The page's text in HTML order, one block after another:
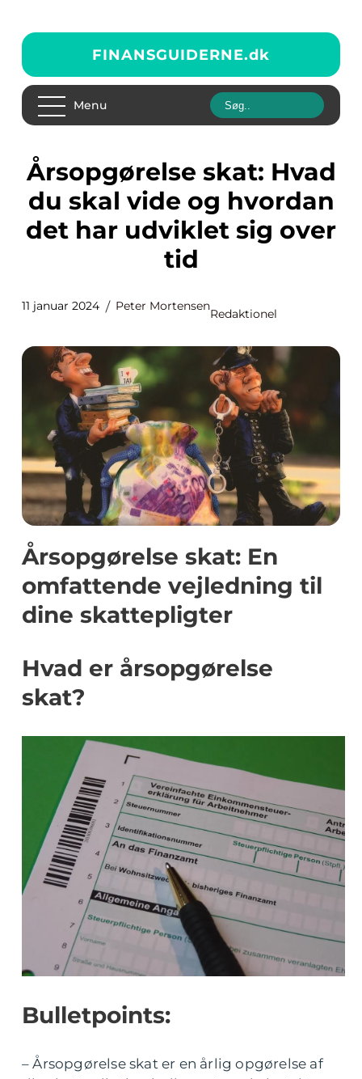
FINANSGUIDERNE.dk
Menu
Årsopgørelse skat: Hvad
du skal vide og hvordan
det har udviklet sig over
tid
11 januar 2024 Peter Mortensen
Redaktionel
Årsopgørelse skat: En
omfattende vejledning til
dine skattepligter
Hvad er årsopgørelse
skat?
Bulletpoints:
– Årsopgørelse skat er en årlig opgørelse af